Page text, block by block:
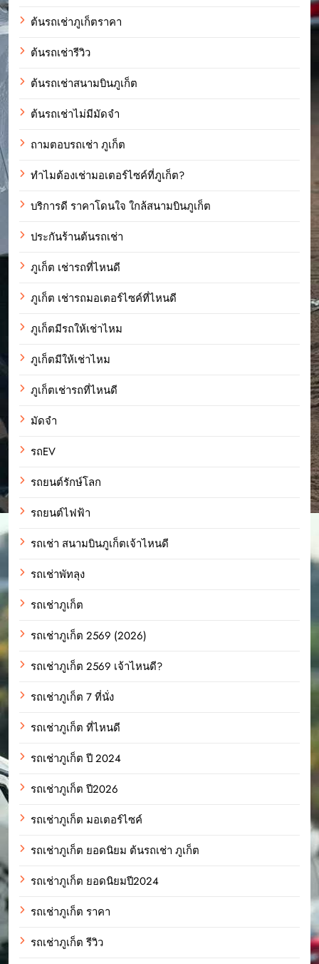
ต้นรถเช่าภูเก็ตราคา
ต้นรถเช่ารีวิว
ต้นรถเช่าสนามบินภูเก็ต
ต้นรถเช่าไม่มีมัดจำ
ถามตอบรถเช่า ภูเก็ต
ทำไมต้องเช่ามอเตอร์ไซค์ที่ภูเก็ต?
บริการดี ราคาโดนใจ ใกล้สนามบินภูเก็ต
ประกันร้านต้นรถเช่า
ภูเก็ต เช่ารถที่ไหนดี
ภูเก็ต เช่ารถมอเตอร์ไซค์ที่ไหนดี
ภูเก็ตมีรถให้เช่าไหม
ภูเก็ตมีให้เช่าไหม
ภูเก็ตเช่ารถที่ไหนดี
มัดจำ
รถEV
รถยนต์รักษ์โลก
รถยนต์ไฟฟ้า
รถเช่า สนามบินภูเก็ตเจ้าไหนดี
รถเช่าพัทลุง
รถเช่าภูเก็ต
รถเช่าภูเก็ต 2569 (2026)
รถเช่าภูเก็ต 2569 เจ้าไหนดี?
รถเช่าภูเก็ต 7 ที่นั่ง
รถเช่าภูเก็ต ที่ไหนดี
รถเช่าภูเก็ต ปี 2024
รถเช่าภูเก็ต ปี2026
รถเช่าภูเก็ต มอเตอร์ไซค์
รถเช่าภูเก็ต ยอดนิยม ต้นรถเช่า ภูเก็ต
รถเช่าภูเก็ต ยอดนิยมปี2024
รถเช่าภูเก็ต ราคา
รถเช่าภูเก็ต รีวิว